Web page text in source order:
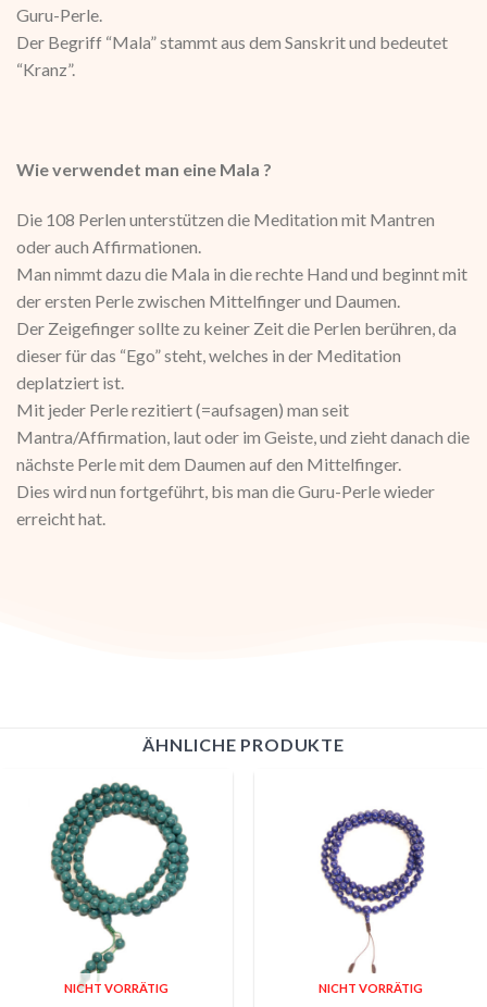
Guru-Perle.
Der Begriff “Mala” stammt aus dem Sanskrit und bedeutet
“Kranz”.
Wie verwendet man eine Mala ?
Die 108 Perlen unterstützen die Meditation mit Mantren
oder auch Affirmationen.
Man nimmt dazu die Mala in die rechte Hand und beginnt mit
der ersten Perle zwischen Mittelfinger und Daumen.
Der Zeigefinger sollte zu keiner Zeit die Perlen berühren, da
dieser für das “Ego” steht, welches in der Meditation
deplatziert ist.
Mit jeder Perle rezitiert (=aufsagen) man seit
Mantra/Affirmation, laut oder im Geiste, und zieht danach die
nächste Perle mit dem Daumen auf den Mittelfinger.
Dies wird nun fortgeführt, bis man die Guru-Perle wieder
erreicht hat.
ÄHNLICHE PRODUKTE
NICHT VORRÄTIG NICHT VORRÄTIG